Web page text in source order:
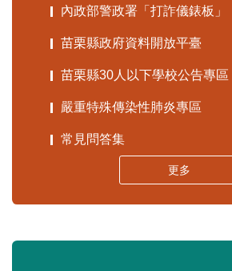
內政部警政署「打詐儀錶板」
苗栗縣政府資料開放平臺
苗栗縣30人以下學校公告專區
嚴重特殊傳染性肺炎專區
常見問答集
更多